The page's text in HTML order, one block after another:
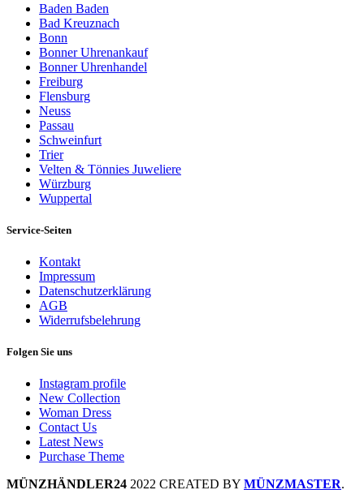
Baden Baden
Bad Kreuznach
Bonn
Bonner Uhrenankauf
Bonner Uhrenhandel
Freiburg
Flensburg
Neuss
Passau
Schweinfurt
Trier
Velten & Tönnies Juweliere
Würzburg
Wuppertal
Service-Seiten
Kontakt
Impressum
Datenschutzerklärung
AGB
Widerrufsbelehrung
Folgen Sie uns
Instagram profile
New Collection
Woman Dress
Contact Us
Latest News
Purchase Theme
MÜNZHÄNDLER24 2022 CREATED BY MÜNZMASTER.